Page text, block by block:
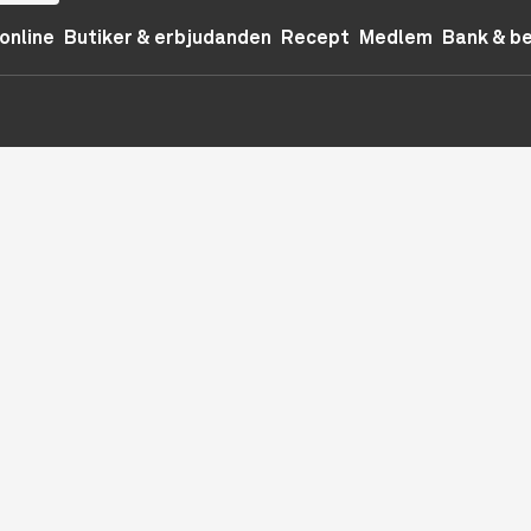
Butiker & erbjudanden Recept Medlem Bank &